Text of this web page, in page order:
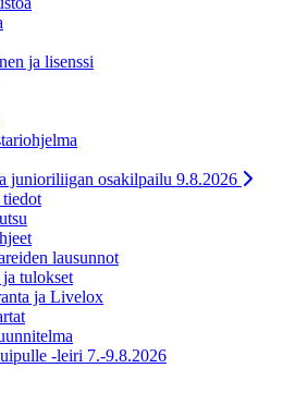
ja lisenssi
junioriliigan osakilpailu 9.8.2026
lausunnot
tulokset
ja Livelox
-leiri 7.-9.8.2026